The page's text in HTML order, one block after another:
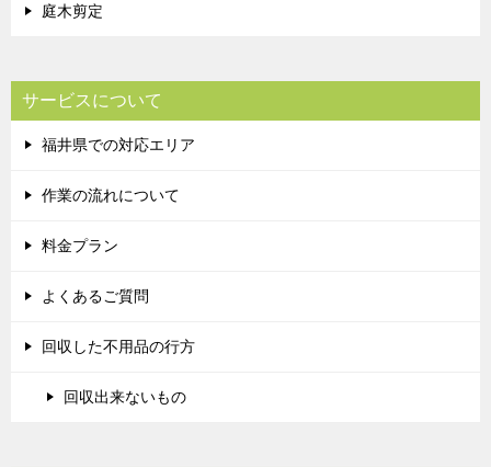
庭木剪定
サービスについて
福井県での対応エリア
作業の流れについて
料金プラン
よくあるご質問
回収した不用品の行方
回収出来ないもの